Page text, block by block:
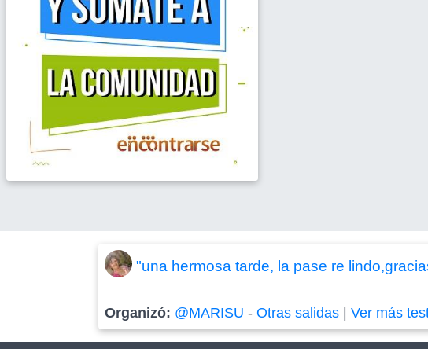
"una hermosa tarde, la pase re
Organizó: @MARISU -Otras salidas |Ver más